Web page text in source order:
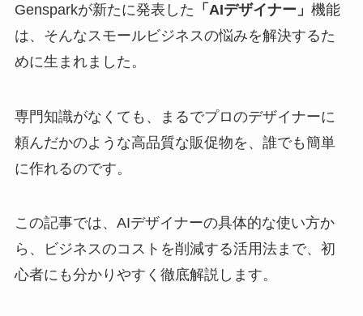
Gensparkが新たに発表した 「AIデザイナー」 機能
は、そんなスモールビジネスの悩みを解決するた
めに生まれました。
専門知識がなくても、まるでプロのデザイナーに
頼んだかのような高品質な販促物を、誰でも簡単
に作れるのです。
この記事では、AIデザイナーの具体的な使い方か
ら、ビジネスのコストを削減する活用法まで、初
心者にも分かりやすく徹底解説します。